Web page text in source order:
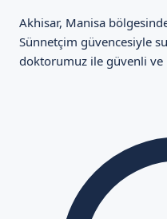
Akhisar, Manisa
Sünnetçim güvencesiyle
doktorumuz ile güvenli ve